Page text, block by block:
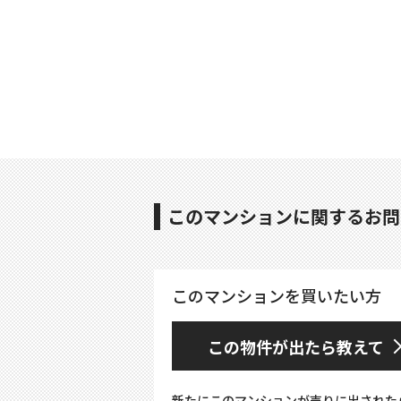
このマンションに関するお
このマンションを買いたい方
この物件が出たら教えて